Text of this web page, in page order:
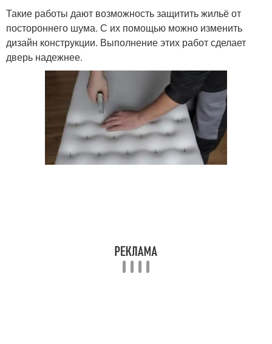
Такие работы дают возможность защитить жильё от
постороннего шума. С их помощью можно изменить
дизайн конструкции. Выполнение этих работ сделает
дверь надежнее.